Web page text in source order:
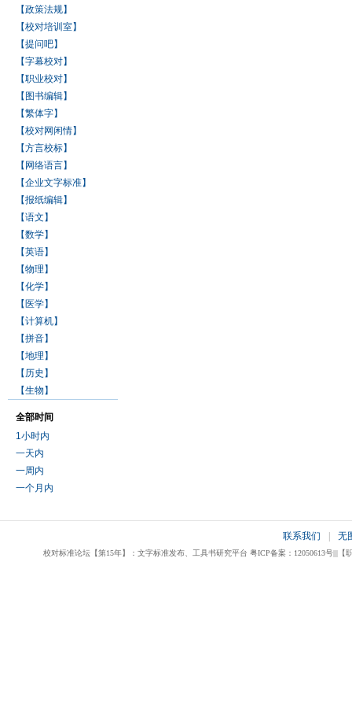
【政策法规】
【校对培训室】
【提问吧】
【字幕校对】
【职业校对】
【图书编辑】
【繁体字】
【校对网闲情】
【方言校标】
【网络语言】
【企业文字标准】
【报纸编辑】
【语文】
【数学】
【英语】
【物理】
【化学】
【医学】
【计算机】
【拼音】
【地理】
【历史】
【生物】
全部时间
1小时内
一天内
一周内
一个月内
联系我们 无
校对标准论坛【第15年】：文字标准发布、工具书研究平台 粤ICP备案：12050613号|||【